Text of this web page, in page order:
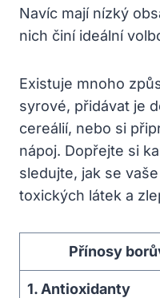
Navíc mají nízký
nich‌ činí⁢ ideální
Existuje​ mnoho
syrové, přidávat je
cereálií, ‍nebo si
nápoj.⁤ Dopřejte si⁣
sledujte,⁤ jak se
toxických látek a
Přínosy
1. Antioxidanty